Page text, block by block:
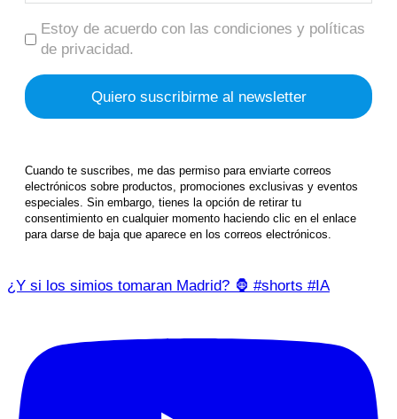
Estoy de acuerdo con las condiciones y políticas
de privacidad.
Cuando te suscribes, me das permiso para enviarte correos
electrónicos sobre productos, promociones exclusivas y eventos
especiales. Sin embargo, tienes la opción de retirar tu
consentimiento en cualquier momento haciendo clic en el enlace
para darse de baja que aparece en los correos electrónicos.
¿Y si los simios tomaran Madrid? 🦍 #shorts #IA